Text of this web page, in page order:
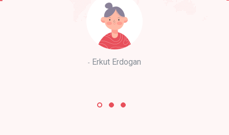
Erkut Erdogan